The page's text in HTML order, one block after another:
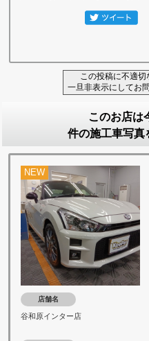
この投稿に不適切
一旦非表示にしてお
このお店は
件の施工車写真
NEW
店舗名
谷和原インター店